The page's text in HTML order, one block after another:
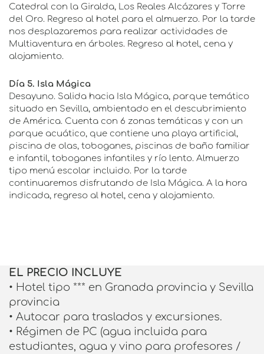
Catedral con la Giralda, Los Reales Alcázares y Torre
del Oro. Regreso al hotel para el almuerzo. Por la tarde
nos desplazaremos para realizar actividades de
Multiaventura en árboles. Regreso al hotel, cena y
alojamiento.
Día 5. Isla Mágica
Desayuno. Salida hacia Isla Mágica, parque temático
situado en Sevilla, ambientado en el descubrimiento
de América. Cuenta con 6 zonas temáticas y con un
parque acuático, que contiene una playa artificial,
piscina de olas, toboganes, piscinas de baño familiar
e infantil, toboganes infantiles y río lento. Almuerzo
tipo menú escolar incluido. Por la tarde
continuaremos disfrutando de Isla Mágica. A la hora
indicada, regreso al hotel, cena y alojamiento.
EL PRECIO INCLUYE
• Hotel tipo *** en Granada provincia y Sevilla
provincia
• Autocar para traslados y excursiones.
• Régimen de PC (agua incluida para
estudiantes, agua y vino para profesores /